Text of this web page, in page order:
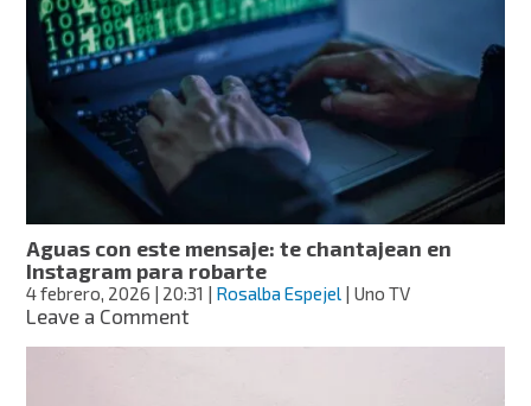
“therian”?
La
comunidad
juvenil
que
volvió
redes
Aguas con este mensaje: te chantajean en
Instagram para robarte
4 febrero, 2026 | 20:31 | Rosalba Espejel | Uno TV
Leave a Commenton